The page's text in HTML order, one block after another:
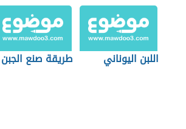
اللبن اليوناني طريقة صنع الجبن